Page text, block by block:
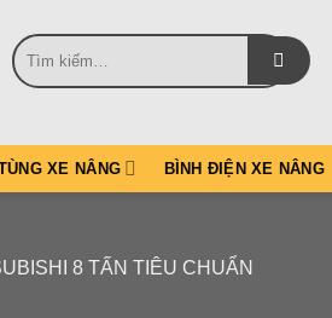
Tìm
kiếm:
XE NÂNG BÌNH ĐIỆN XE NÂNG
8 TẤN TIÊU CHUẨN